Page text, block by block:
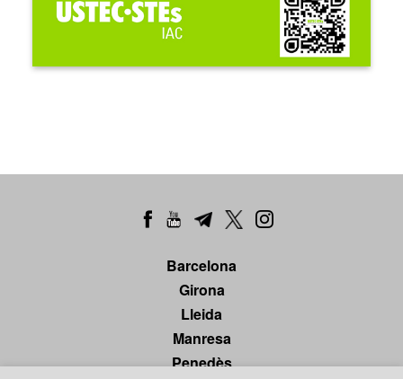
Barcelona
Girona
Lleida
Manresa
Penedès